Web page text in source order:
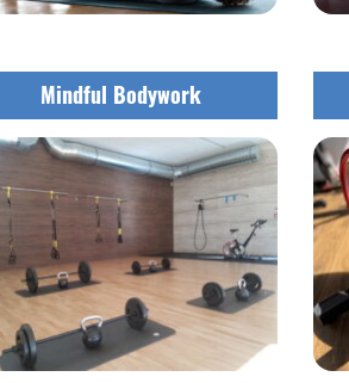
Mindful Bodywork